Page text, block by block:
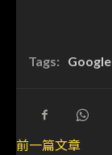
Tags: Google
前一篇文章